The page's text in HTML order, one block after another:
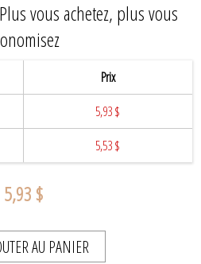
vous achetez, plus vous
Prix
5,93 $
5,53 $
5,93 $
AU PANIER